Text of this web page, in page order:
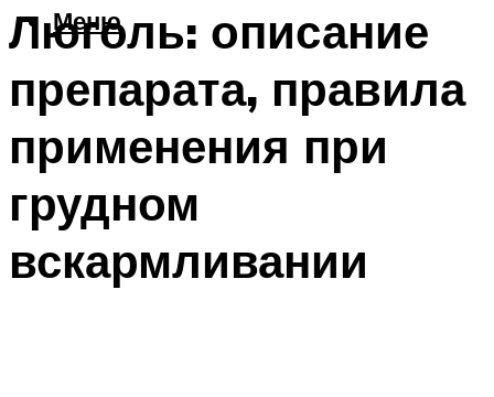
Меню
Люголь: описание
препарата, правила
применения при
грудном
вскармливании